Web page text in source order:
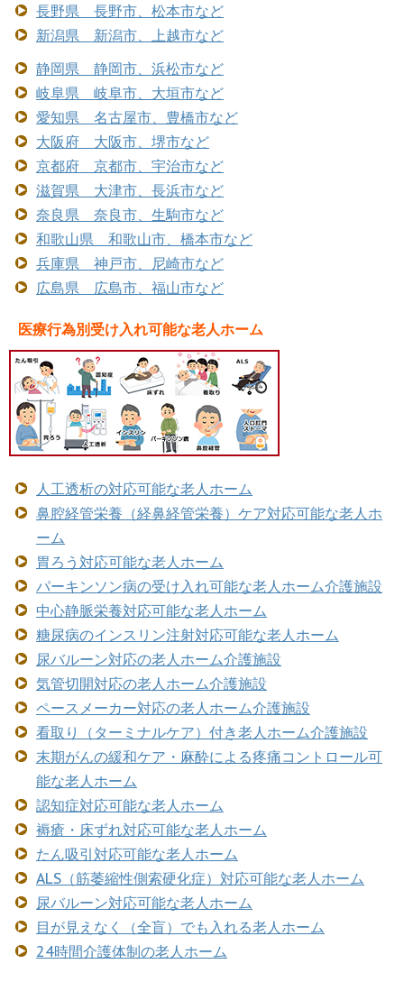
長野県 長野市、松本市など
新潟県 新潟市、上越市など
静岡県 静岡市、浜松市など
岐阜県 岐阜市、大垣市など
愛知県 名古屋市、豊橋市など
大阪府 大阪市、堺市など
京都府 京都市、宇治市など
滋賀県 大津市、長浜市など
奈良県 奈良市、生駒市など
和歌山県 和歌山市、橋本市など
兵庫県 神戸市、尼崎市など
広島県 広島市、福山市など
医療行為別受け入れ可能な老人ホーム
人工透析の対応可能な老人ホーム
鼻腔経管栄養（経鼻経管栄養）ケア対応可能な老人ホ
ーム
胃ろう対応可能な老人ホーム
パーキンソン病の受け入れ可能な老人ホーム介護施設
中心静脈栄養対応可能な老人ホーム
糖尿病のインスリン注射対応可能な老人ホーム
尿バルーン対応の老人ホーム介護施設
気管切開対応の老人ホーム介護施設
ペースメーカー対応の老人ホーム介護施設
看取り（ターミナルケア）付き老人ホーム介護施設
末期がんの緩和ケア・麻酔による疼痛コントロール可
能な老人ホーム
認知症対応可能な老人ホーム
褥瘡・床ずれ対応可能な老人ホーム
たん吸引対応可能な老人ホーム
ALS（筋萎縮性側索硬化症）対応可能な老人ホーム
尿バルーン対応可能な老人ホーム
目が見えなく（全盲）でも入れる老人ホーム
24時間介護体制の老人ホーム